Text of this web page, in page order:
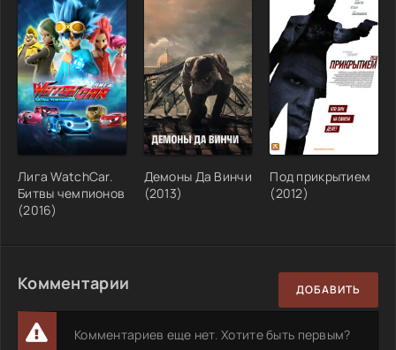
Лига WatchCar.
Битвы чемпионов
(2016)
Демоны Да Винчи
(2013)
Под прикрытием
(2012)
Комментарии ДОБАВИТЬ
Комментариев еще нет. Хотите быть первым?